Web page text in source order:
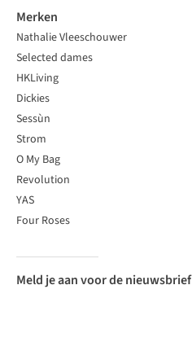
Merken
Nathalie Vleeschouwer
Selected dames
HKLiving
Dickies
Sessùn
Strom
O My Bag
Revolution
YAS
Four Roses
Meld je aan voor de nieuwsbrief